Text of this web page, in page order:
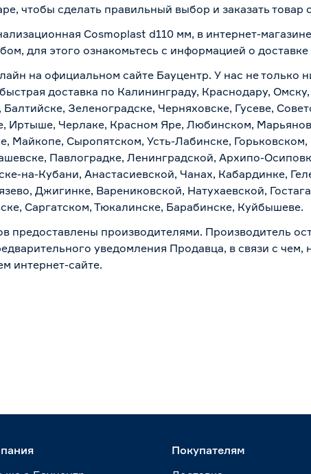
чтобы сделать правильный выбор и заказать товар
Cosmoplast d110 мм, в интернет-
для этого ознакомьтесь с информацией о
на официальном сайте Бауцентр. У нас не только
доставка по Калининграду, Краснодару,
Зеленоградске, Черняховске, Гусеве,
Иртыше, Черлаке, Красном Яре, Любинском,
Майкопе, Сыропятском, Усть-Лабинске,
Павлоградке, Ленинградской, Архипо-
на-Кубани, Анастасиевской, Чанах, Кабардинке,
Джигинке, Варениковской, Натухаевской,
Саргатском, Тюкалинске, Барабинске, Куйбышеве.
предоставлены производителями. Производитель
уведомления Продавца, в связи с чем,
интернет-сайте.
Покупателям